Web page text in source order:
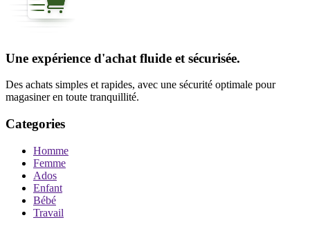
Une expérience d'achat fluide et sécurisée.
Des achats simples et rapides, avec une sécurité optimale pour
magasiner en toute tranquillité.
Categories
Homme
Femme
Ados
Enfant
Bébé
Travail